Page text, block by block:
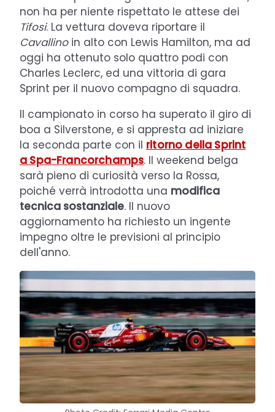
non ha per niente rispettato le attese dei
Tifosi. La vettura doveva riportare il
Cavallino in alto con Lewis Hamilton, ma ad
oggi ha ottenuto solo quattro podi con
Charles Leclerc, ed una vittoria di gara
Sprint per il nuovo compagno di squadra.
Il campionato in corso ha superato il giro di
boa a Silverstone, e si appresta ad iniziare
la seconda parte con il ritorno della Sprint
a Spa-Francorchamps. Il weekend belga
sarà pieno di curiosità verso la Rossa,
poiché verrà introdotta una modifica
tecnica sostanziale. Il nuovo
aggiornamento ha richiesto un ingente
impegno oltre le previsioni al principio
dell'anno.